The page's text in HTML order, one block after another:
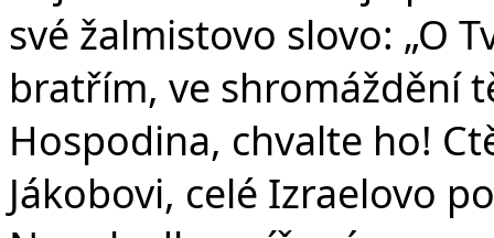
své žalmistovo slovo: „O
bratřím, ve shromáždění
Hospodina, chvalte ho!
Jákobovi, celé Izraelovo